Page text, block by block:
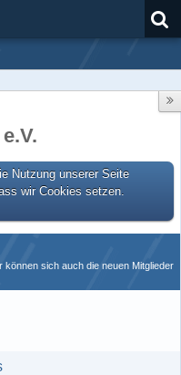
Nutzung unserer Seite
wir Cookies setzen.
sich auch die neuen Mitglieder